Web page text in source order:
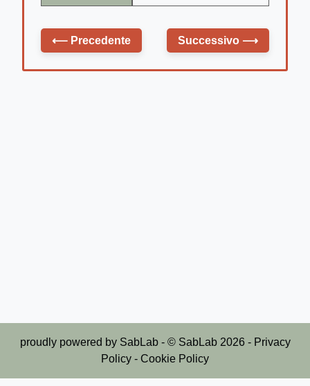
⟵ Precedente Successivo ⟶
proudly powered by SabLab- © SabLab 2026- Privacy
Policy - Cookie Policy